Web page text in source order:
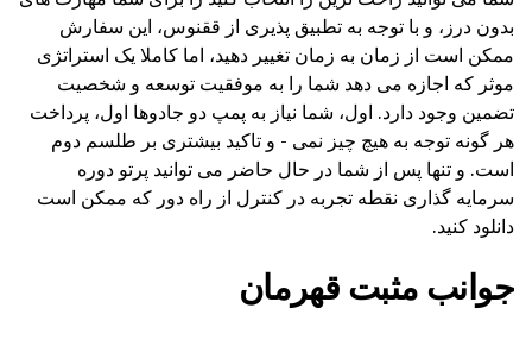
بدون درز، و با توجه به تطبیق پذیری از ققنوس، این سفارش
ممکن است از زمان به زمان تغییر دهید، اما کاملا یک استراتژی
موثر که اجازه می دهد شما را به موفقیت توسعه و شخصیت
تضمین وجود دارد. اول، شما نیاز به پمپ دو جادوها اول، پرداخت
هر گونه توجه به هیچ چیز نمی - و تاکید بیشتری بر طلسم دوم
است. و تنها پس از شما در حال حاضر می توانید پرتو دوره
سرمایه گذاری نقطه تجربه در کنترل از راه دور که ممکن است
دانلود کنید.
جوانب مثبت قهرمان